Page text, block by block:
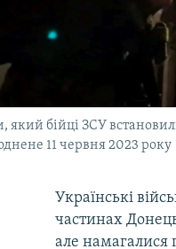
бійці ЗСУ
11 червня 2023 року
Українські
частинах
але намагалися